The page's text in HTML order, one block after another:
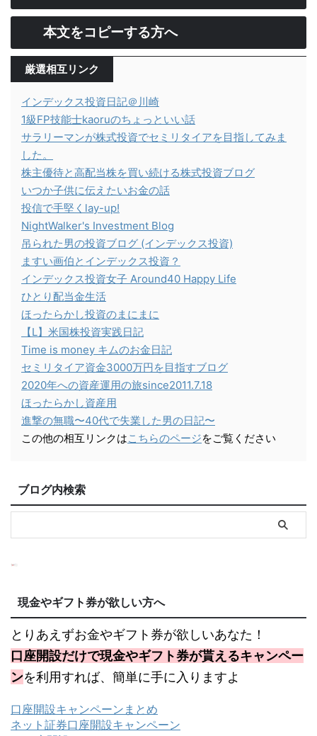
本文をコピーする方へ
厳選相互リンク
インデックス投資日記＠川崎
1級FP技能士kaoruのちょっといい話
サラリーマンが株式投資でセミリタイアを目指してみま
した。
株主優待と高配当株を買い続ける株式投資ブログ
いつか子供に伝えたいお金の話
投信で手堅くlay-up!
NightWalker's Investment Blog
吊られた男の投資ブログ (インデックス投資)
ますい画伯とインデックス投資？
インデックス投資女子 Around40 Happy Life
ひとり配当金生活
ほったらかし投資のまにまに
【L】米国株投資実践日記
Time is money キムのお金日記
セミリタイア資金3000万円を目指すブログ
2020年への資産運用の旅since2011.7.18
ほったらかし資産用
進撃の無職〜40代で失業した男の日記〜
この他の相互リンクはこちらのページをご覧ください
ブログ内検索
現金やギフト券が欲しい方へ
とりあえずお金やギフト券が欲しいあなた！
口座開設だけで現金やギフト券が貰えるキャンペー
ンを利用すれば、簡単に手に入りますよ
口座開設キャンペーンまとめ
ネット証券口座開設キャンペーン